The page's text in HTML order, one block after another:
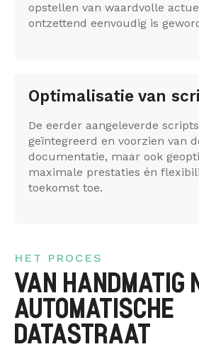
opstellen van waardvolle
ontzettend eenvoudig is
Optimalisatie van
De eerder aangeleverde
geïntegreerd en voorzien van
documentatie, maar ook
maximale prestaties én
toekomst toe.
HET PROCES
VAN HANDMATIG
AUTOMATISCHE
DATASTRAAT